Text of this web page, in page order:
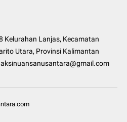
Kelurahan Lanjas, Kecamatan
Utara, Provinsi Kalimantan